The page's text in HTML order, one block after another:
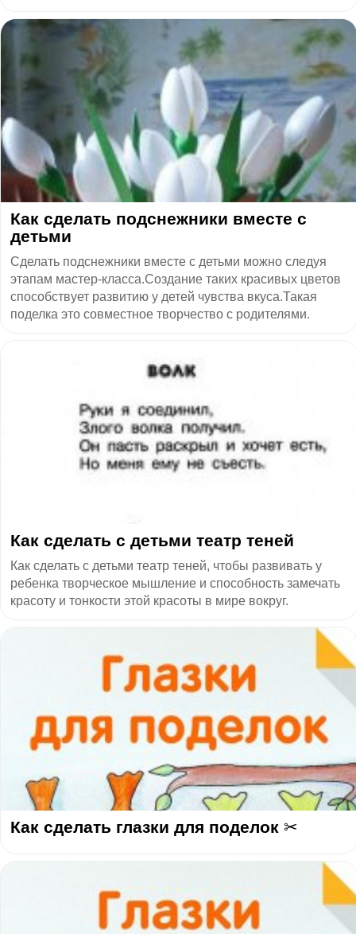
Как сделать подснежники вместе с
детьми
Сделать подснежники вместе с детьми можно следуя
этапам мастер-класса.Создание таких красивых цветов
способствует развитию у детей чувства вкуса.Такая
поделка это совместное творчество с родителями.
Как сделать с детьми театр теней
Как сделать с детьми театр теней, чтобы развивать у
ребенка творческое мышление и способность замечать
красоту и тонкости этой красоты в мире вокруг.
Как сделать глазки для поделок ✂